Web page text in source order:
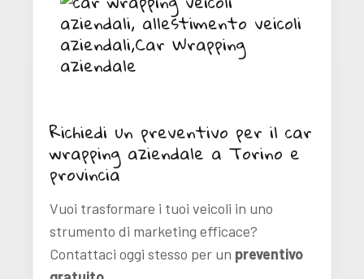
Richiedi un preventivo per il car
wrapping aziendale a Torino e
provincia
Vuoi trasformare i tuoi veicoli in uno
strumento di marketing efficace?
Contattaci oggi stesso per un preventivo